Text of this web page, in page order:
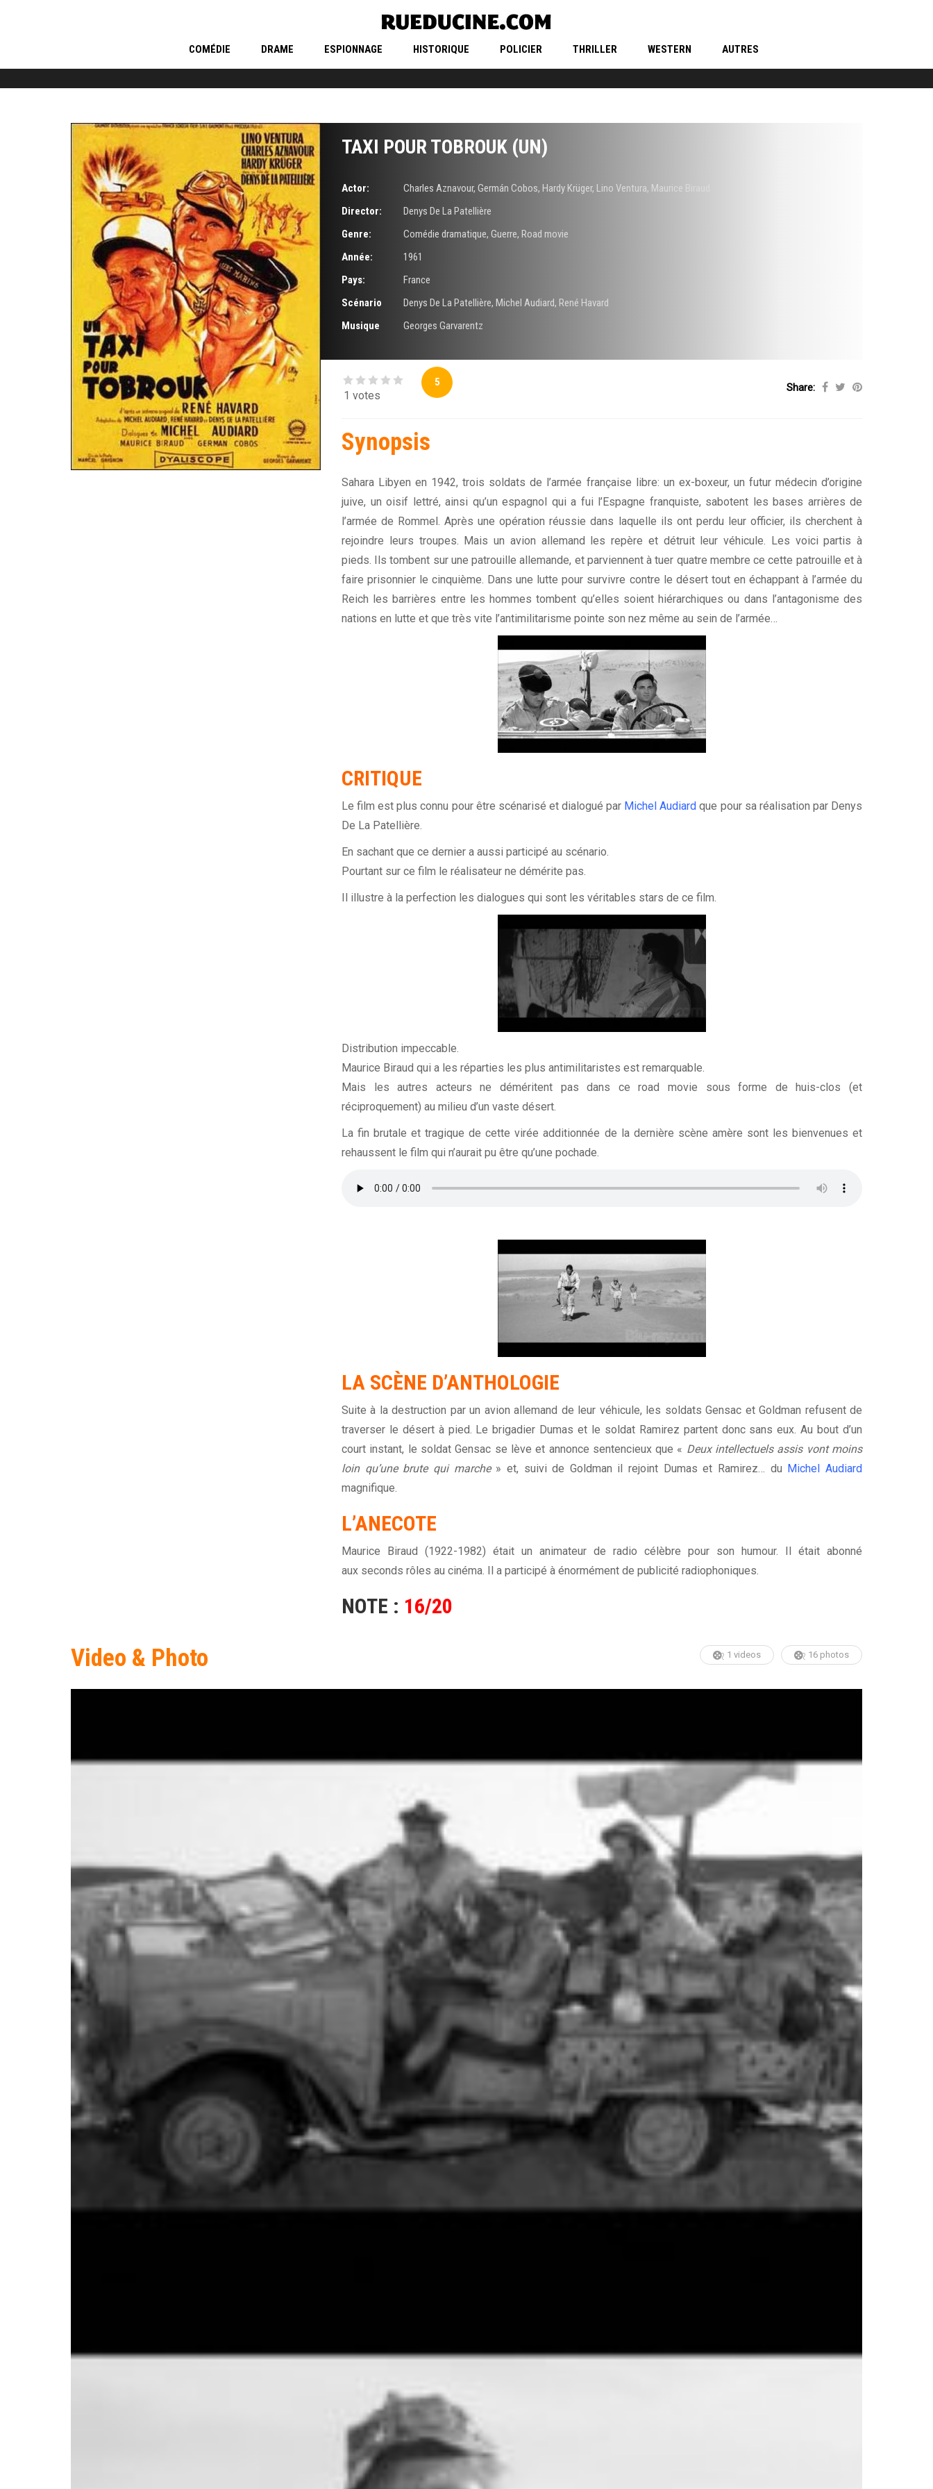
COMÉDIE DRAME ESPIONNAGE HISTORIQUE POLICIER THRILLER WESTERN AUTRES
TAXI POUR TOBROUK (UN)
Actor: Charles Aznavour, Germán Cobos, Hardy Krüger, Lino Ventura, Maurice Biraud
Director:
Denys De La Patellière
Genre:
Comédie dramatique, Guerre, Road movie
Année:
1961
Pays:
France
Scénario
Denys De La Patellière, Michel Audiard, René Havard
Musique
Georges Garvarentz
1 votes
5 Share:
Synopsis
Sahara Libyen en 1942, trois soldats de l’armée française libre: un ex-boxeur, un futur médecin d’origine
juive, un oisif lettré, ainsi qu’un espagnol qui a fui l’Espagne franquiste, sabotent les bases arrières de
l’armée de Rommel. Après une opération réussie dans laquelle ils ont perdu leur officier, ils cherchent à
rejoindre leurs troupes. Mais un avion allemand les repère et détruit leur véhicule. Les voici partis à
pieds. Ils tombent sur une patrouille allemande, et parviennent à tuer quatre membre ce cette patrouille et à
faire prisonnier le cinquième. Dans une lutte pour survivre contre le désert tout en échappant à l’armée du
Reich les barrières entre les hommes tombent qu’elles soient hiérarchiques ou dans l’antagonisme des
nations en lutte et que très vite l’antimilitarisme pointe son nez même au sein de l’armée…
CRITIQUE
Le film est plus connu pour être scénarisé et dialogué par Michel Audiard que pour sa réalisation par Denys
De La Patellière.
En sachant que ce dernier a aussi participé au scénario.
Pourtant sur ce film le réalisateur ne démérite pas.
Il illustre à la perfection les dialogues qui sont les véritables stars de ce film.
Distribution impeccable.
Maurice Biraud qui a les réparties les plus antimilitaristes est remarquable.
Mais les autres acteurs ne déméritent pas dans ce road movie sous forme de huis-clos (et
réciproquement) au milieu d’un vaste désert.
La fin brutale et tragique de cette virée additionnée de la dernière scène amère sont les bienvenues et
rehaussent le film qui n’aurait pu être qu’une pochade.
LA SCÈNE D’ANTHOLOGIE
Suite à la destruction par un avion allemand de leur véhicule, les soldats Gensac et Goldman refusent de
traverser le désert à pied. Le brigadier Dumas et le soldat Ramirez partent donc sans eux. Au bout d’un
court instant, le soldat Gensac se lève et annonce sentencieux que « Deux intellectuels assis vont moins
loin qu’une brute qui marche» et, suivi de Goldman il rejoint Dumas et Ramirez… du Michel Audiard
magnifique.
L’ANECOTE
Maurice Biraud (1922-1982) était un animateur de radio célèbre pour son humour. Il était abonné
aux seconds rôles au cinéma. Il a participé à énormément de publicité radiophoniques.
NOTE : 16/20
Video & Photo 1 videos 16 photos